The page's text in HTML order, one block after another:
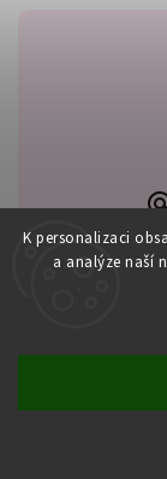
K personalizaci
a analýze naší
PŘI NÁKUPU
NÁKUPU!